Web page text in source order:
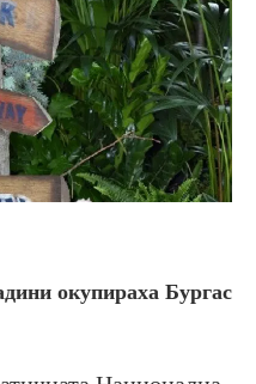
окупираха Бургас